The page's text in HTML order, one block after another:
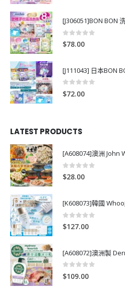
[J306051]BON BON
0
$78.00
0
$72.00
LATEST PRODUCTS
[A608074]澳洲 John
0 out of 5
$28.00
0
$127.00
[A608072]澳洲製
0
$109.00